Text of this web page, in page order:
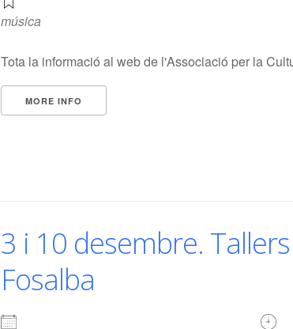
música
Tota la informació al web de l'Associació per la
MORE INFO
3 i 10 desembre.
Fosalba